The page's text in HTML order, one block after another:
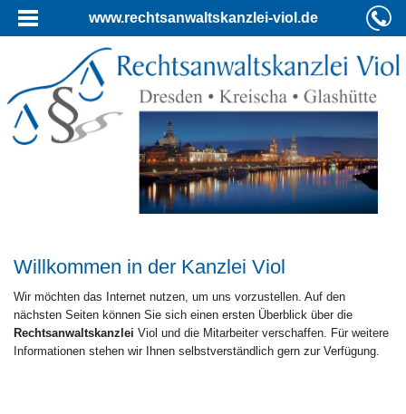
www.rechtsanwaltskanzlei-viol.de
Willkommen in der Kanzlei Viol
Wir möchten das Internet nutzen, um uns vorzustellen. Auf den
nächsten Seiten können Sie sich einen ersten Überblick über die
Rechtsanwaltskanzlei Viol und die Mitarbeiter verschaffen. Für weitere
Informationen stehen wir Ihnen selbstverständlich gern zur Verfügung.